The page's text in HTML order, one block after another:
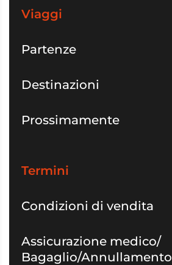
Viaggi
Partenze
Destinazioni
Prossimamente
Termini
Condizioni di vendita
Assicurazione medico/
Bagaglio/Annullamento